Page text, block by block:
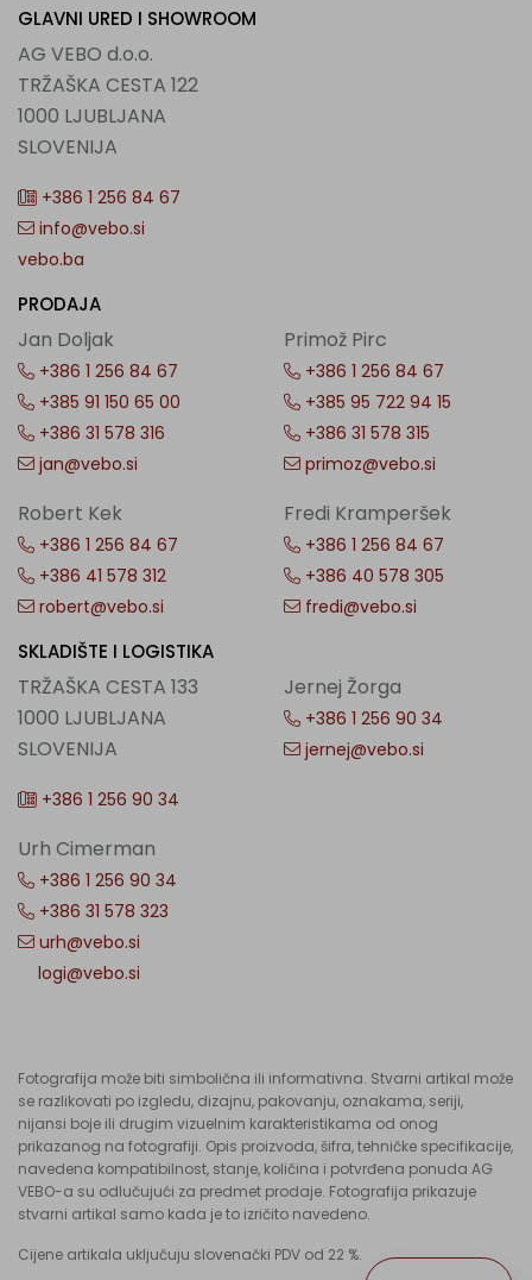
GLAVNI URED I SHOWROOM
AG VEBO d.o.o.
TRŽAŠKA CESTA 122
1000 LJUBLJANA
SLOVENIJA
+386 1 256 84 67
info@vebo.si
vebo.ba
PRODAJA
Jan Doljak
+386 1 256 84 67
+385 91 150 65 00
+386 31 578 316
jan@vebo.si
Primož Pirc
+386 1 256 84 67
+385 95 722 94 15
+386 31 578 315
primoz@vebo.si
Robert Kek
+386 1 256 84 67
+386 41 578 312
robert@vebo.si
Fredi Kramperšek
+386 1 256 84 67
+386 40 578 305
fredi@vebo.si
SKLADIŠTE I LOGISTIKA
TRŽAŠKA CESTA 133
1000 LJUBLJANA
SLOVENIJA
+386 1 256 90 34
Urh Cimerman
+386 1 256 90 34
+386 31 578 323
urh@vebo.si
logi@vebo.si
Jernej Žorga
+386 1 256 90 34
jernej@vebo.si
Fotografija može biti simbolična ili informativna. Stvarni artikal može
se razlikovati po izgledu, dizajnu, pakovanju, oznakama, seriji,
nijansi boje ili drugim vizuelnim karakteristikama od onog
prikazanog na fotografiji. Opis proizvoda, šifra, tehničke specifikacije,
navedena kompatibilnost, stanje, količina i potvrđena ponuda AG
VEBO-a su odlučujući za predmet prodaje. Fotografija prikazuje
stvarni artikal samo kada je to izričito navedeno.
Cijene artikala uključuju slovenački PDV od 22 %.